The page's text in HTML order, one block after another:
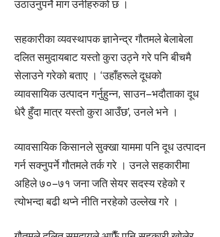
उठाउनुपर्ने माग उनीहरुको छ ।
सहकारीका व्यवस्थापक ज्ञानेन्द्र गौतमले बेलाबेला
दलित समुदायबाट यस्तो कुरा उठ्ने गरे पनि बीचमै
सेलाउने गरेको बताए । ‘उहाँहरूले दूधको
व्यावसायिक उत्पादन गर्नुहुन्न, साउन–भदौताका दूध
धेरै हुँदा मात्र यस्तो कुरा आउँछ’, उनले भने ।
व्यावसायिक किसानले सुक्खा याममा पनि दूध उत्पादन
गर्न सक्नुपर्ने गौतमले तर्क गरे । उनले सहकारीमा
अहिले ७०–७१ जना जति सेयर सदस्य रहेको र
त्योभन्दा बढी थप्ने नीति नरहेको उल्लेख गरे ।